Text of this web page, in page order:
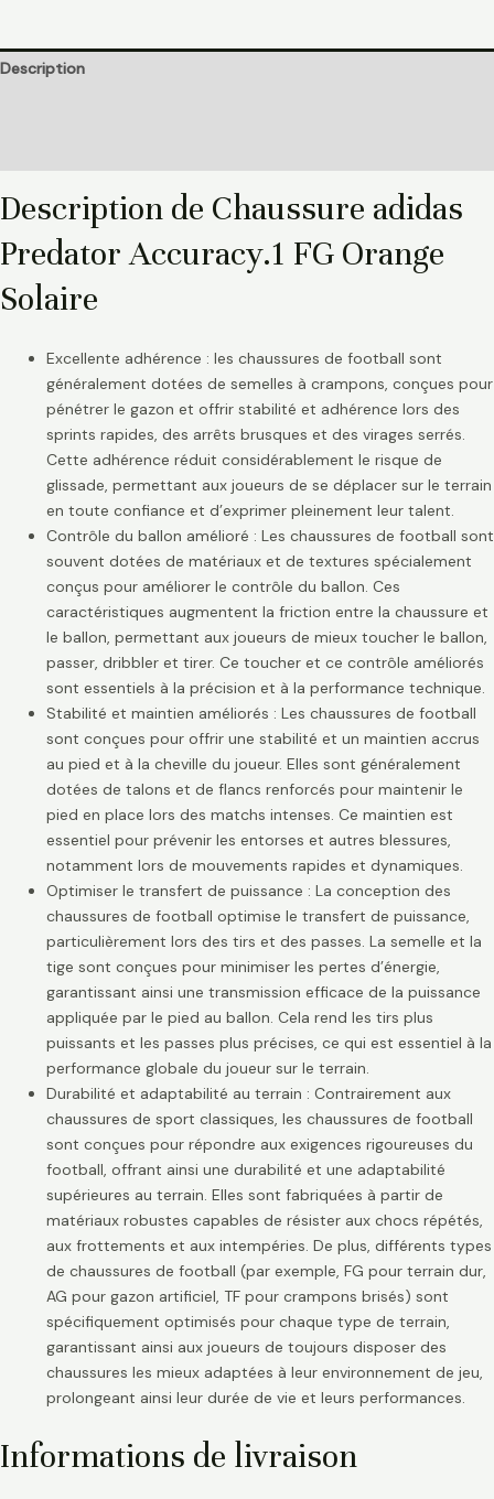
Description
Description de Chaussure adidas
Predator Accuracy.1 FG Orange
Solaire
Excellente adhérence : les chaussures de football sont
généralement dotées de semelles à crampons, conçues pour
pénétrer le gazon et offrir stabilité et adhérence lors des
sprints rapides, des arrêts brusques et des virages serrés.
Cette adhérence réduit considérablement le risque de
glissade, permettant aux joueurs de se déplacer sur le terrain
en toute confiance et d’exprimer pleinement leur talent.
Contrôle du ballon amélioré : Les chaussures de football sont
souvent dotées de matériaux et de textures spécialement
conçus pour améliorer le contrôle du ballon. Ces
caractéristiques augmentent la friction entre la chaussure et
le ballon, permettant aux joueurs de mieux toucher le ballon,
passer, dribbler et tirer. Ce toucher et ce contrôle améliorés
sont essentiels à la précision et à la performance technique.
Stabilité et maintien améliorés : Les chaussures de football
sont conçues pour offrir une stabilité et un maintien accrus
au pied et à la cheville du joueur. Elles sont généralement
dotées de talons et de flancs renforcés pour maintenir le
pied en place lors des matchs intenses. Ce maintien est
essentiel pour prévenir les entorses et autres blessures,
notamment lors de mouvements rapides et dynamiques.
Optimiser le transfert de puissance : La conception des
chaussures de football optimise le transfert de puissance,
particulièrement lors des tirs et des passes. La semelle et la
tige sont conçues pour minimiser les pertes d’énergie,
garantissant ainsi une transmission efficace de la puissance
appliquée par le pied au ballon. Cela rend les tirs plus
puissants et les passes plus précises, ce qui est essentiel à la
performance globale du joueur sur le terrain.
Durabilité et adaptabilité au terrain : Contrairement aux
chaussures de sport classiques, les chaussures de football
sont conçues pour répondre aux exigences rigoureuses du
football, offrant ainsi une durabilité et une adaptabilité
supérieures au terrain. Elles sont fabriquées à partir de
matériaux robustes capables de résister aux chocs répétés,
aux frottements et aux intempéries. De plus, différents types
de chaussures de football (par exemple, FG pour terrain dur,
AG pour gazon artificiel, TF pour crampons brisés) sont
spécifiquement optimisés pour chaque type de terrain,
garantissant ainsi aux joueurs de toujours disposer des
chaussures les mieux adaptées à leur environnement de jeu,
prolongeant ainsi leur durée de vie et leurs performances.
Informations de livraison